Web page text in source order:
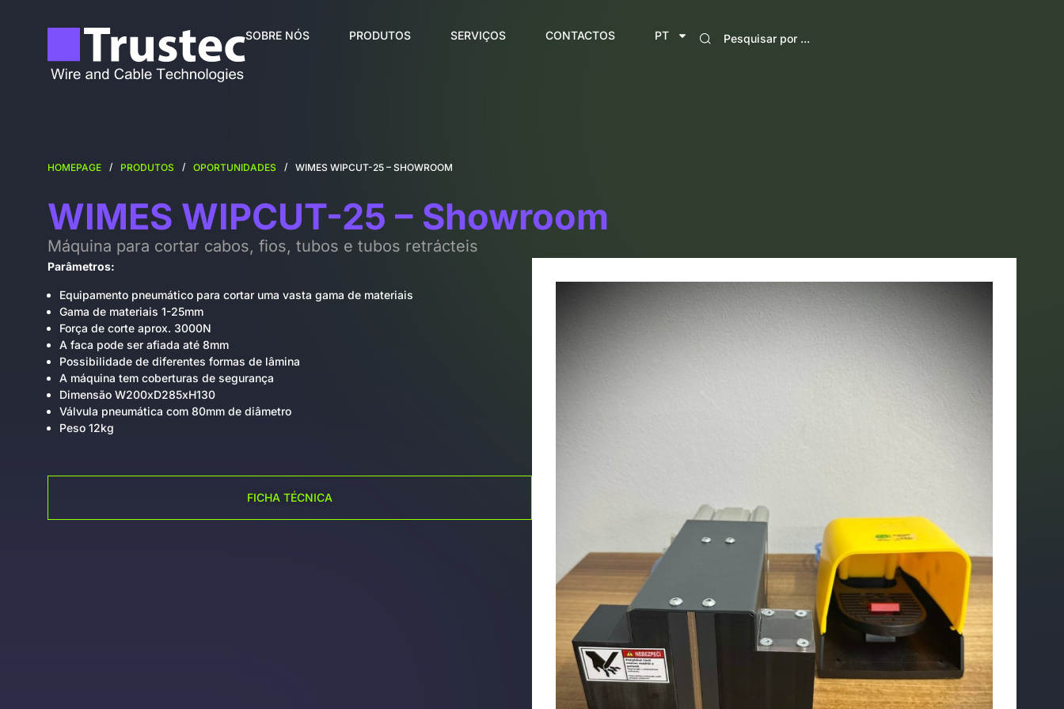
SOBRE NÓS PRODUTOS SERVIÇOS CONTACTOS PT
HOMEPAGE / PRODUTOS / OPORTUNIDADES / WIMES WIPCUT-25 – SHOWROOM
WIMES WIPCUT-25 – Showroom
Máquina para cortar cabos, fios, tubos e tubos retrácteis
Parâmetros:
Equipamento pneumático para cortar uma vasta gama de materiais
Gama de materiais 1-25mm
Força de corte aprox. 3000N
A faca pode ser afiada até 8mm
Possibilidade de diferentes formas de lâmina
A máquina tem coberturas de segurança
Dimensão W200xD285xH130
Válvula pneumática com 80mm de diâmetro
Peso 12kg
FICHA TÉCNICA